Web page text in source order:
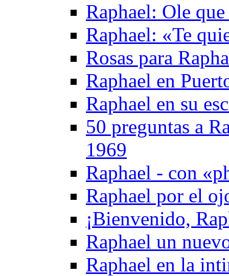
Raphael: Ole
Raphael: «Te
Rosas para
Raphael en
Raphael en su
50 preguntas a
1969
Raphael - con
Raphael por el
¡Bienvenido,
Raphael un
Raphael en la